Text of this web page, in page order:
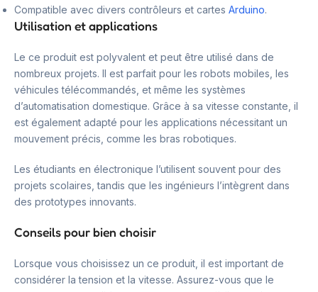
Compatible avec divers contrôleurs et cartes Arduino.
Utilisation et applications
Le ce produit est polyvalent et peut être utilisé dans de
nombreux projets. Il est parfait pour les robots mobiles, les
véhicules télécommandés, et même les systèmes
d’automatisation domestique. Grâce à sa vitesse constante, il
est également adapté pour les applications nécessitant un
mouvement précis, comme les bras robotiques.
Les étudiants en électronique l’utilisent souvent pour des
projets scolaires, tandis que les ingénieurs l’intègrent dans
des prototypes innovants.
Conseils pour bien choisir
Lorsque vous choisissez un ce produit, il est important de
considérer la tension et la vitesse. Assurez-vous que le